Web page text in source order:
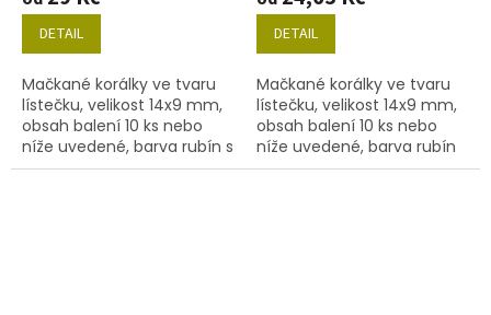
DETAIL
Mačkané korálky ve tvaru
lístečku, velikost 14x9 mm,
obsah balení 10 ks nebo
níže uvedené, barva rubín s
dekorem 28701.
DETAIL
Mačkané korálky ve tvaru
lístečku, velikost 14x9 mm,
obsah balení 10 ks nebo
níže uvedené, barva rubín
se zlatým zátěrem 54202.